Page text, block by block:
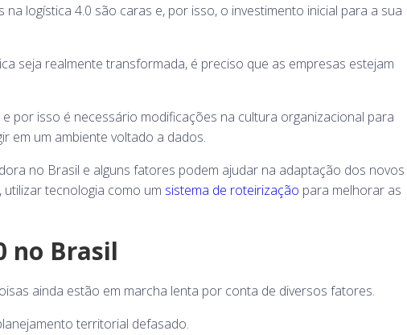
na logística 4.0 são caras e, por isso, o investimento inicial para a sua
seja realmente transformada, é preciso que as empresas estejam
por isso é necessário modificações na cultura organizacional para
em um ambiente voltado a dados.
no Brasil e alguns fatores podem ajudar na adaptação dos novos
tecnologia como um sistema de roteirização para melhorar as
no Brasil
ainda estão em marcha lenta por conta de diversos fatores.
territorial defasado.